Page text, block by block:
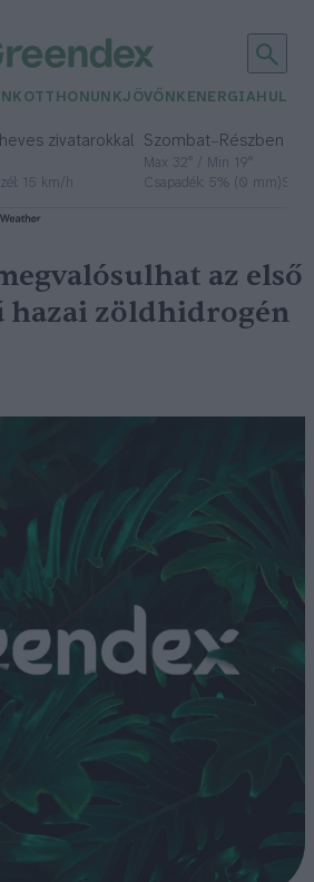
OTTHONUNKJÖVŐNK ENERGIA
zivatarokkal
15 km/h
Szombat– Részben
Max 32° / Min 19°
Csapadék: 5% (0 mm)
az első
zöldhidrogén